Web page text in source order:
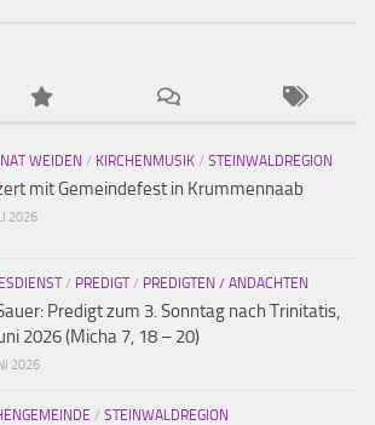
WEIDEN / KIRCHENMUSIK / STEINWALDREGION
mit Gemeindefest in Krummennaab
2026
/ PREDIGT/ PREDIGTEN / ANDACHTEN
Predigt zum 3. Sonntag nach Trinitatis,
2026 (Micha 7, 18 – 20)
2026
/ STEINWALDREGION